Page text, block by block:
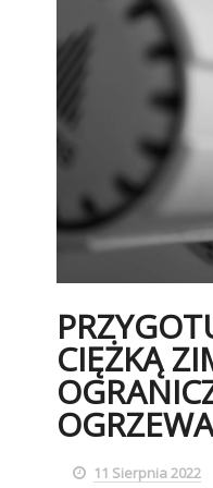
CIĘŻKĄ
11 Sierpnia 2022